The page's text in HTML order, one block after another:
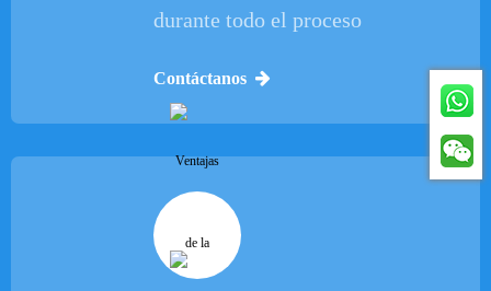
durante todo el proceso
Contáctanos